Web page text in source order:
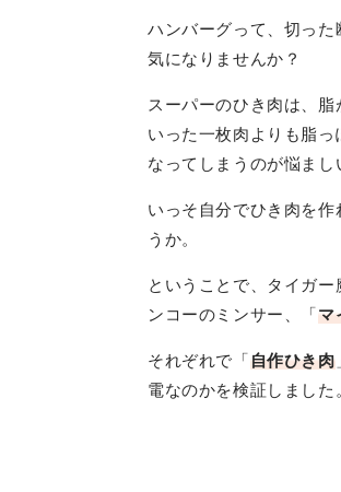
ハンバーグって、切っ
気になりませんか？
スーパーのひき肉は、
いった一枚肉よりも脂
なってしまうのが悩まし
いっそ自分でひき肉を
うか。
ということで、タイガ
ンコーのミンサー、「マ
それぞれで「自作ひき肉
電なのかを検証しました